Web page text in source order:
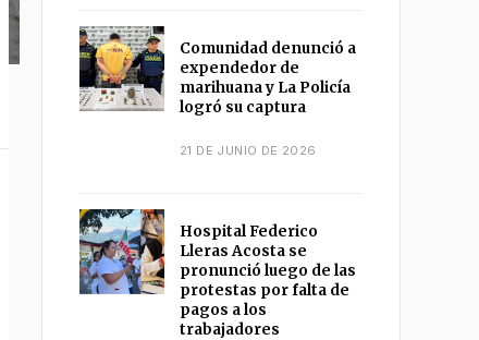
Comunidad denunció a
expendedor de
marihuana y La Policía
logró su captura
21 DE JUNIO DE 2026
Hospital Federico
Lleras Acosta se
pronunció luego de las
protestas por falta de
pagos a los
trabajadores